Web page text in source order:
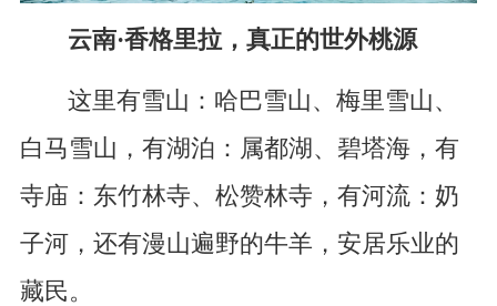
云南·香格里拉，真正的世外桃源
这里有雪山：哈巴雪山、梅里雪山、
白马雪山，有湖泊：属都湖、碧塔海，有
寺庙：东竹林寺、松赞林寺，有河流：奶
子河，还有漫山遍野的牛羊，安居乐业的
藏民。